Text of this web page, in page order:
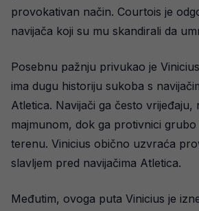
provokativan način. Courtois je
navijača koji su mu skandirali da
Posebnu pažnju privukao je
ima dugu historiju sukoba s
Atletica. Navijači ga često vrijeđaju,
majmunom, dok ga protivnici
terenu. Vinicius obično uzvraća
slavljem pred navijačima Atletica.
Međutim, ovoga puta Vinicius je